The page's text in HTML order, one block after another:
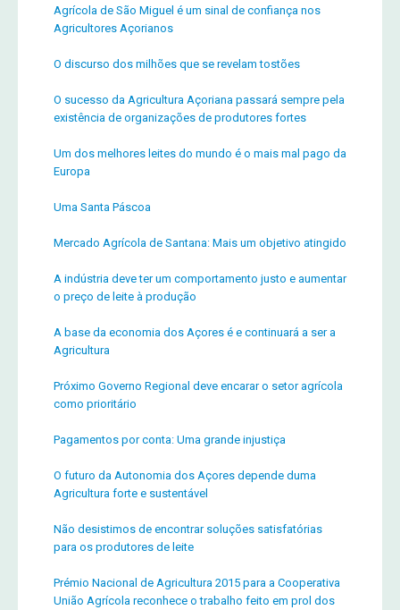
Agrícola de São Miguel é um sinal de confiança nos
Agricultores Açorianos
O discurso dos milhões que se revelam tostões
O sucesso da Agricultura Açoriana passará sempre pela
existência de organizações de produtores fortes
Um dos melhores leites do mundo é o mais mal pago da
Europa
Uma Santa Páscoa
Mercado Agrícola de Santana: Mais um objetivo atingido
A indústria deve ter um comportamento justo e aumentar
o preço de leite à produção
A base da economia dos Açores é e continuará a ser a
Agricultura
Próximo Governo Regional deve encarar o setor agrícola
como prioritário
Pagamentos por conta: Uma grande injustiça
O futuro da Autonomia dos Açores depende duma
Agricultura forte e sustentável
Não desistimos de encontrar soluções satisfatórias
para os produtores de leite
Prémio Nacional de Agricultura 2015 para a Cooperativa
União Agrícola reconhece o trabalho feito em prol dos